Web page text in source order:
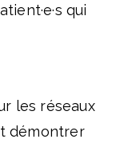
qui
les réseaux
démontrer